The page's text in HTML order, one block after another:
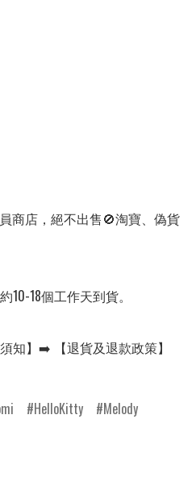
商店，絕不出售🚫淘寶、偽貨
18個工作天到貨。
知】➡️ 【退貨及退款政策】
HelloKitty Melody